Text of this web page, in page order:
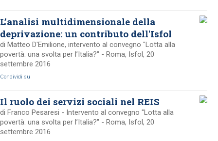
L’analisi multidimensionale della
deprivazione: un contributo dell'Isfol
di Matteo D'Emilione, intervento al convegno "Lotta alla
povertà: una svolta per l’Italia?" - Roma, Isfol, 20
settembre 2016
Condividi su
Il ruolo dei servizi sociali nel REIS
di Franco Pesaresi - Intervento al convegno "Lotta alla
povertà: una svolta per l’Italia?" - Roma, Isfol, 20
settembre 2016